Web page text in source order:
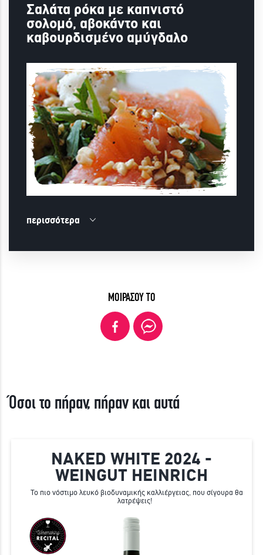
Σαλάτα ρόκα με καπνιστό
σολομό, αβοκάντο και
καβουρδισμένο αμύγδαλο
περισσότερα
ΜΟΙΡΑΣΟΥ ΤΟ
Όσοι το πήραν, πήραν και αυτά
NAKED WHITE 2024 -
WEINGUT HEINRICH
Το πιο νόστιμο λευκό βιοδυναμικής καλλιέργειας, που σίγουρα θα
λατρέψεις!